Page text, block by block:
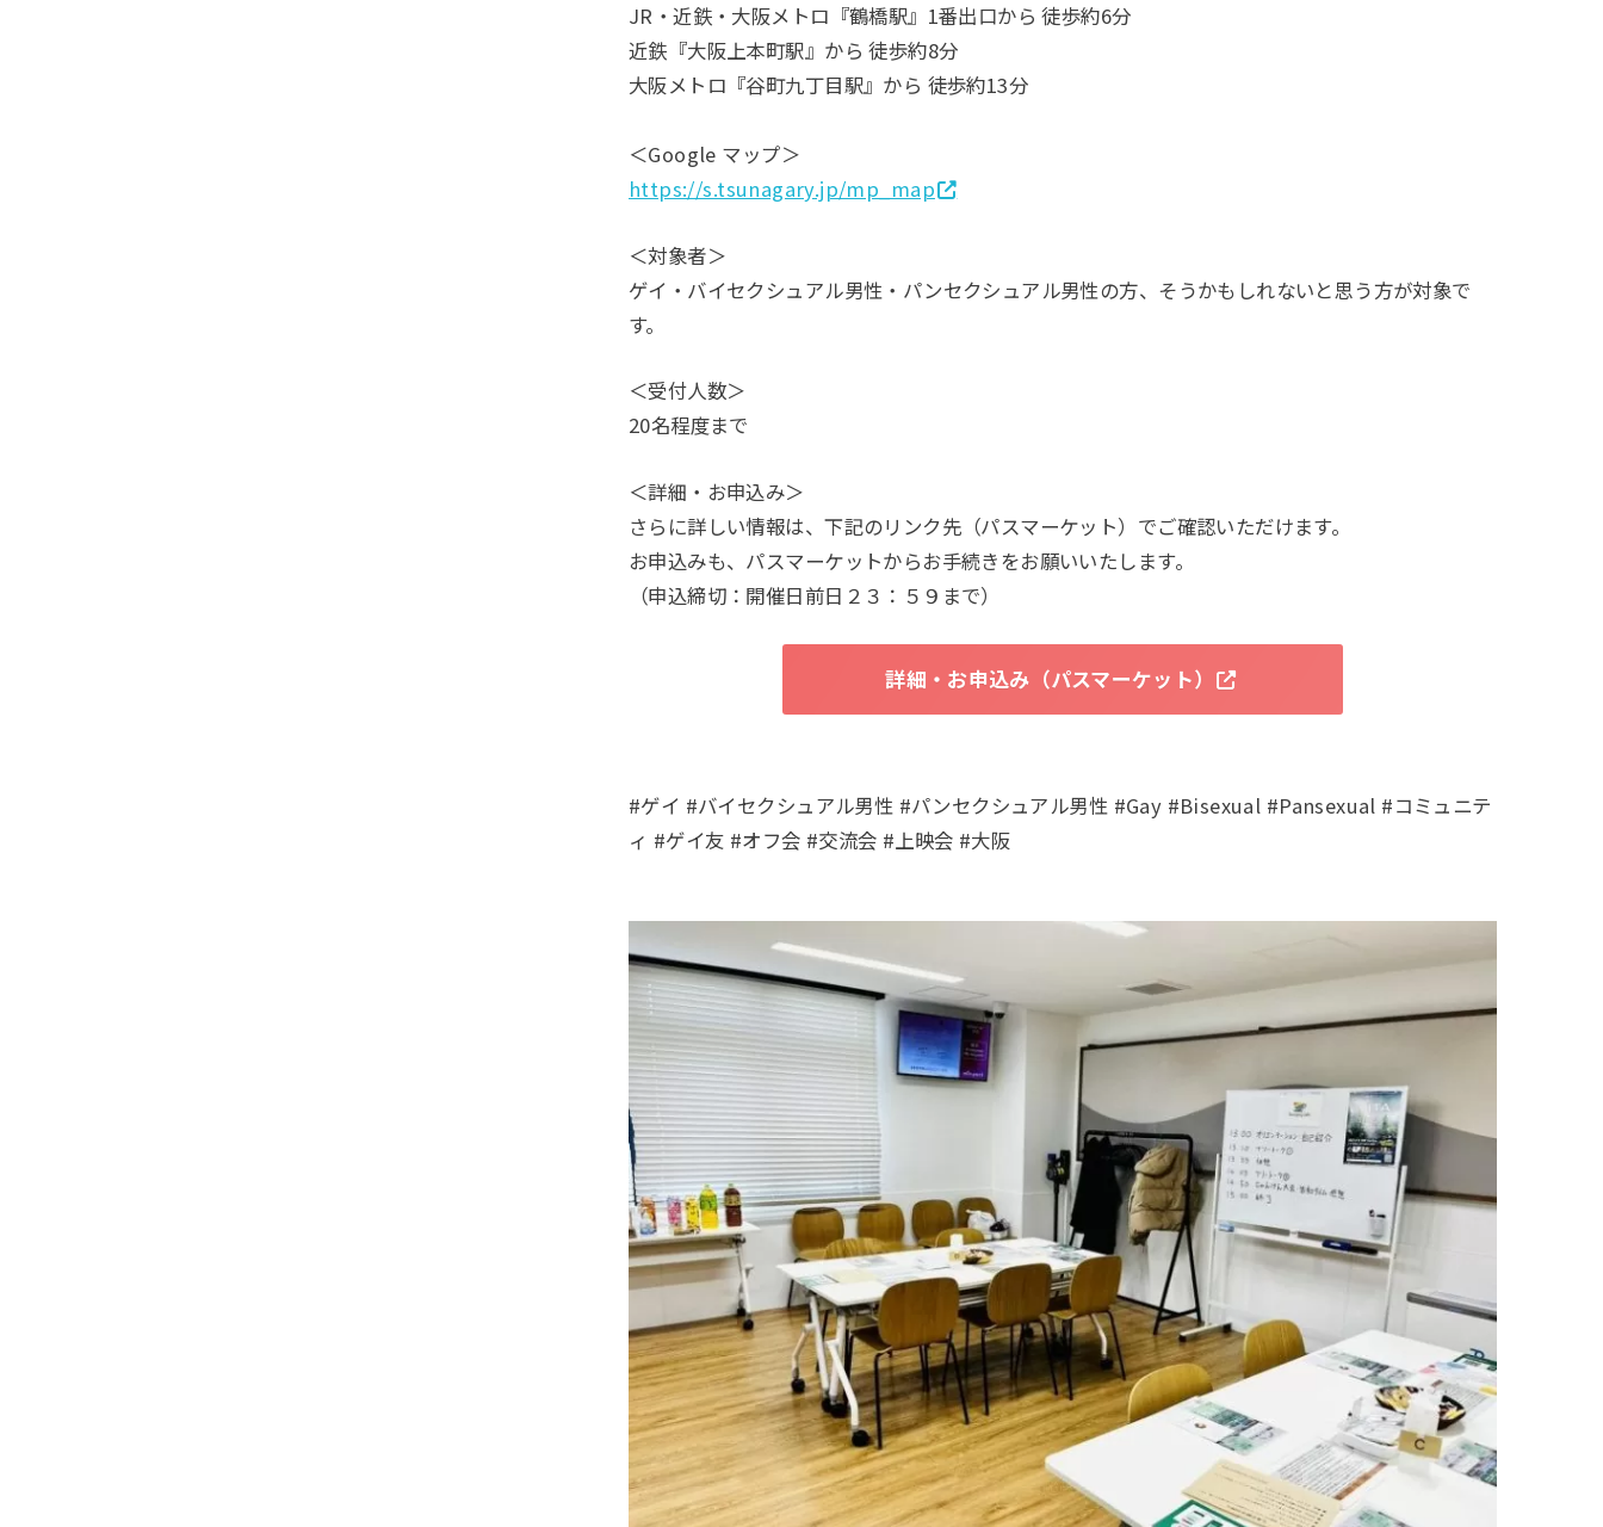
JR・近鉄・大阪メトロ『鶴橋駅』1番出口から 徒歩約6分
近鉄『大阪上本町駅』から 徒歩約8分
大阪メトロ『谷町九丁目駅』から 徒歩約13分
＜Google マップ＞
https://s.tsunagary.jp/mp_map
＜対象者＞
ゲイ・バイセクシュアル男性・パンセクシュアル男性の方、そうかもしれないと思う方が対象で
す。
＜受付人数＞
20名程度まで
＜詳細・お申込み＞
さらに詳しい情報は、下記のリンク先（パスマーケット）でご確認いただけます。
お申込みも、パスマーケットからお手続きをお願いいたします。
（申込締切：開催日前日２３：５９まで）
詳細・お申込み（パスマーケット）
#ゲイ #バイセクシュアル男性 #パンセクシュアル男性 #Gay #Bisexual #Pansexual #コミュニテ
ィ #ゲイ友 #オフ会 #交流会 #上映会 #大阪